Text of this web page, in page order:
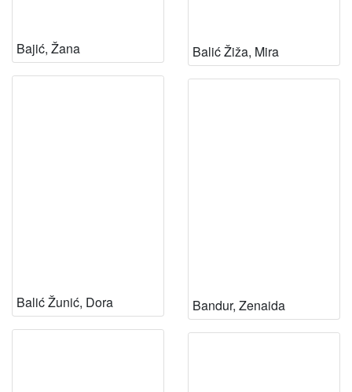
Bajić, Žana Balić Žiža, Mira
Balić Žunić, Dora Bandur, Zenaida